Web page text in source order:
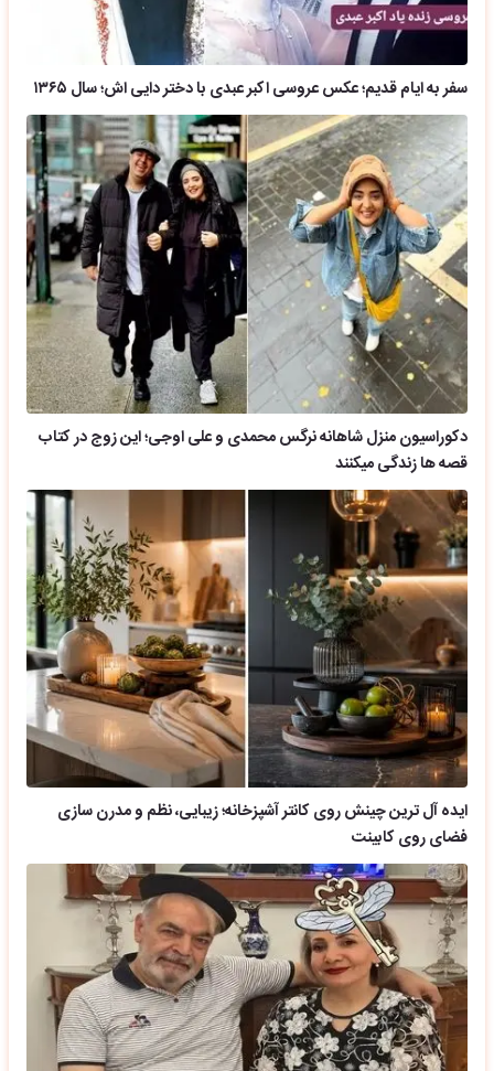
سفر به ایام قدیم؛ عکس عروسی اکبر عبدی با دختر دایی اش؛ سال ۱۳۶۵
دکوراسیون منزل شاهانه نرگس محمدی و علی اوجی؛ این زوج در کتاب
قصه ها زندگی میکنند
ایده آل ترین چینش روی کانتر آشپزخانه؛ زیبایی، نظم و مدرن سازی
فضای روی کابینت